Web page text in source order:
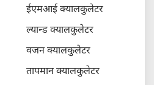
ईएमआई क्यालकुलेटर
ल्यान्ड क्यालकुलेटर
वजन क्यालकुलेटर
तापमान क्यालकुलेटर